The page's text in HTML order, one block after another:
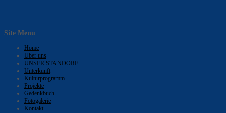
Site Menu
Home
Über uns
UNSER STANDORF
Unterkunft
Kulturprogramm
Projekte
Gedenkbuch
Fotogalerie
Kontakt